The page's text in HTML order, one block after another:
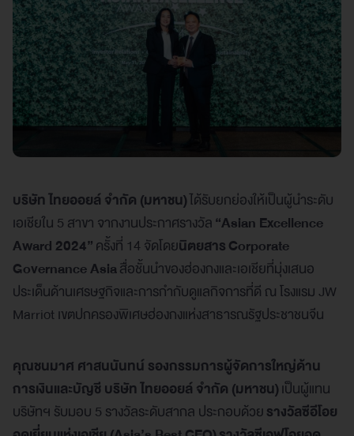
บริษัท ไทยออยล์ จำกัด (มหาชน)ได้รับยกย่องให้เป็นผู้นำระดับ
เอเชียใน 5 สาขา จากงานประกาศรางวัล“Asian Excellence
Award 2024”ครั้งที่ 14 จัดโดยนิตยสาร Corporate
Governance Asiaสื่อชั้นนำของฮ่องกงและเอเชียที่มุ่งเสนอ
ประเด็นด้านเศรษฐกิจและการกำกับดูแลกิจการที่ดี ณ โรงแรม JW
Marriot เขตปกครองพิเศษฮ่องกงแห่งสาธารณรัฐประชาชนจีน
คุณชนมาศ ศาสนนันทน์ รองกรรมการผู้จัดการใหญ่ด้าน
การเงินและบัญชี บริษัท ไทยออยล์ จำกัด (มหาชน)เป็นผู้แทน
บริษัทฯ รับมอบ 5 รางวัลระดับสากล ประกอบด้วยรางวัลซีอีโอย